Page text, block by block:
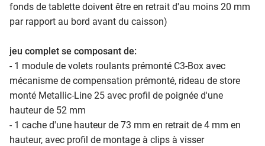
fonds de tablette doivent être en retrait d'au moins 20 mm
par rapport au bord avant du caisson)
jeu complet se composant de:
- 1 module de volets roulants prémonté C3-Box avec
mécanisme de compensation prémonté, rideau de store
monté Metallic-Line 25 avec profil de poignée d'une
hauteur de 52 mm
- 1 cache d'une hauteur de 73 mm en retrait de 4 mm en
hauteur, avec profil de montage à clips à visser